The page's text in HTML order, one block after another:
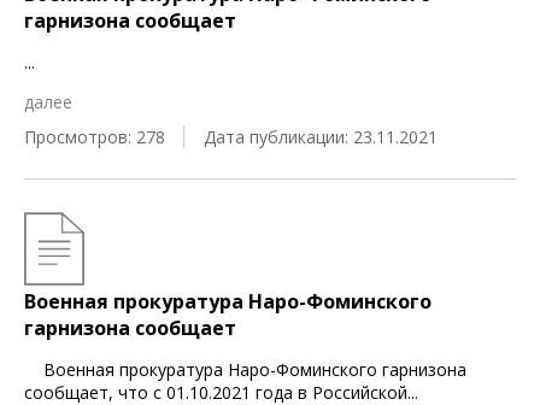
гарнизона сообщает
...
далее
Просмотров: 278
Дата публикации: 23.11.2021
Военная прокуратура Наро-Фоминского
гарнизона сообщает
Военная прокуратура Наро-Фоминского гарнизона
сообщает, что с 01.10.2021 года в Российской...